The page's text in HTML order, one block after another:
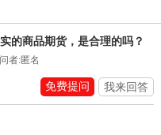
的商品期货，是合理的吗？
者:匿名
我来回答
免费提问